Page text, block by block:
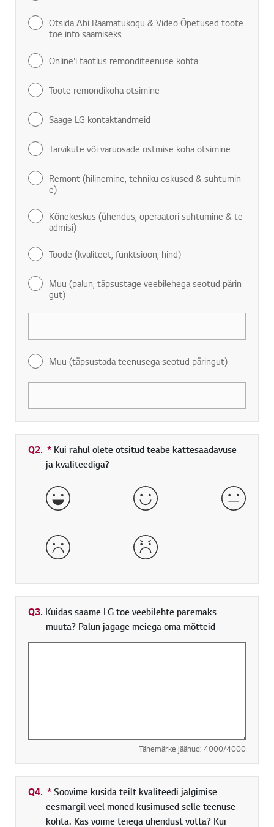
Otsida Abi Raamatukogu & Video Õpetused toote
toe info saamiseks
Online'i taotlus remonditeenuse kohta
Toote remondikoha otsimine
Saage LG kontaktandmeid
Tarvikute või varuosade ostmise koha otsimine
Remont (hilinemine, tehniku oskused & suhtumin
e)
Kõnekeskus (ühendus, operaatori suhtumine & te
admisi)
Toode (kvaliteet, funktsioon, hind)
Muu (palun, täpsustage veebilehega seotud pärin
gut)
Muu (täpsustada teenusega seotud päringut)
Q2. * Kohustuslik väli
Kui rahul olete otsitud teabe kattesaadavuse
ja kvaliteediga?
väga hea hea
halb väga halb
Q3. Kuidas saame LG toe veebilehte paremaks
muuta? Palun jagage meiega oma mõtteid
Tähemärke jäänud: 4000/4000
Q4. *Kohustuslik väli
Soovime kusida teilt kvaliteedi jalgimise
eesmargil veel moned kusimused selle teenuse
kohta. Kas voime teiega uhendust votta? Kui